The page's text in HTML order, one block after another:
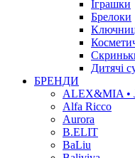
Іграшки
Брелоки
Дитячі
БРЕНДИ
ALEX&MIA •
Alfa Ricco
Aurora
B.ELIT
BaLiu